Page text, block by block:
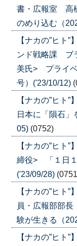
書・広報室 高
のめり込む（
【ナカの”ヒ
ンド戦略課 ブ
美氏> プライベ
号）('23/10/12)
【ナカの”ヒ
日本に「隕石
05) (0752)
【ナカの”ヒ
締役> 「１日１
('23/09/28)
【ナカの”ヒ
員・広報部部
験が生きる（
【ナカの”ヒ